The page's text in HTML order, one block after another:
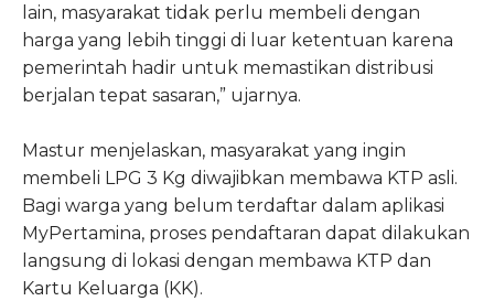
lain, masyarakat tidak perlu membeli dengan
harga yang lebih tinggi di luar ketentuan karena
pemerintah hadir untuk memastikan distribusi
berjalan tepat sasaran,” ujarnya.
Mastur menjelaskan, masyarakat yang ingin
membeli LPG 3 Kg diwajibkan membawa KTP asli.
Bagi warga yang belum terdaftar dalam aplikasi
MyPertamina, proses pendaftaran dapat dilakukan
langsung di lokasi dengan membawa KTP dan
Kartu Keluarga (KK).